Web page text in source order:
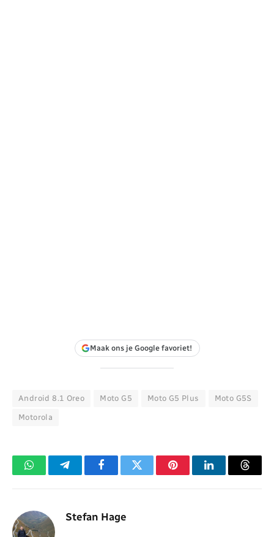
Maak ons je Google favoriet!
Android 8.1 Oreo Moto G5 Moto G5 Plus Moto G5S
Motorola
WhatsAppTelegramFacebookTwitter PinterestLinkedIn
Stefan Hage